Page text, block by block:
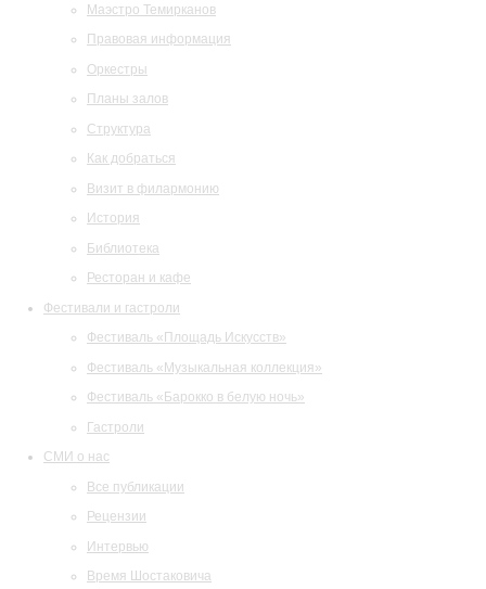
Маэстро Темирканов
Правовая информация
Оркестры
Планы залов
Структура
Как добраться
Визит в филармонию
История
Библиотека
Ресторан и кафе
Фестивали и гастроли
Фестиваль «Площадь Искусств»
Фестиваль «Музыкальная коллекция»
Фестиваль «Барокко в белую ночь»
Гастроли
СМИ о нас
Все публикации
Рецензии
Интервью
Время Шостаковича